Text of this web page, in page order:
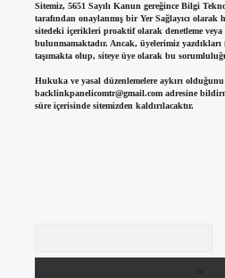
Sitemiz, 5651 Sayılı Kanun gereğince Bilgi
tarafından onaylanmış bir Yer Sağlayıcı olarak
sitedeki içerikleri proaktif olarak denetleme
bulunmamaktadır. Ancak, üyelerimiz
taşımakta olup, siteye üye olarak bu
Hukuka ve yasal düzenlemelere aykırı
backlinkpanelicomtr@gmail.comadresine
süre içerisinde sitemizden kaldırılacaktır.